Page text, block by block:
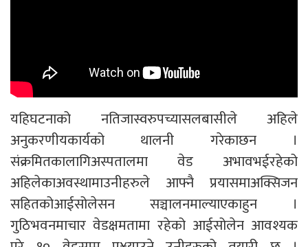
यहिघटनाको नतिजास्वरुपच्यासलबासीले अहिले
अनुकरणीयकार्यको थालनी गरेकाछन ।
संक्रमितकालागिअस्पतालमा वेड अभावभईरहेको
अहिलेकाअवस्थामाउनीहरुले आफ्नै प्रयासमाअक्सिजन
सहितकोआईसोलेसन सञ्चालनमाल्याएकाहुन ।
गुठिभवनमाचार वेडक्षमतामा रहेको आईसोलेन आवश्यक